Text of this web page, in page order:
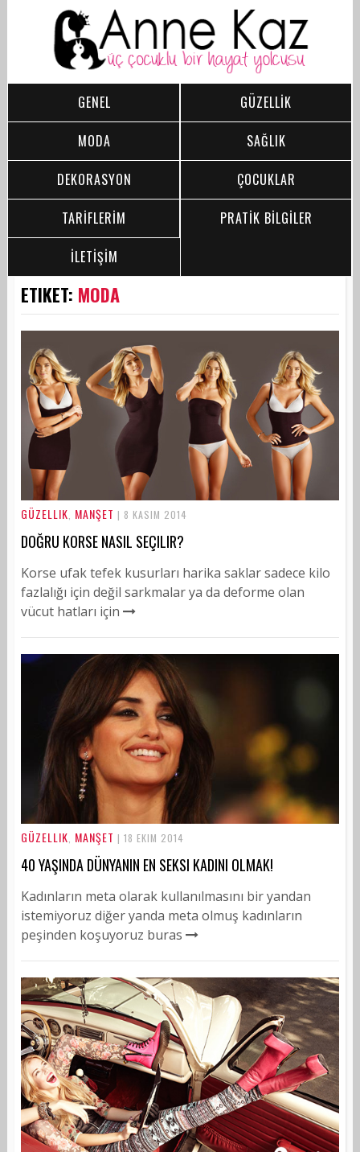
GENEL
GÜZELLİK
MODA
SAĞLIK
DEKORASYON
ÇOCUKLAR
TARİFLERİM
PRATİK BİLGİLER
İLETİŞİM
ETIKET: MODA
GÜZELLIK MANŞET | 8 KASIM 2014
DOĞRU KORSE NASIL SEÇILIR?
Korse ufak tefek kusurları harika saklar sadece kilo
fazlalığı için değil sarkmalar ya da deforme olan
vücut hatları için
GÜZELLIK MANŞET | 18 EKIM 2014
40 YAŞINDA DÜNYANIN EN SEKSI KADINI OLMAK!
Kadınların meta olarak kullanılmasını bir yandan
istemiyoruz diğer yanda meta olmuş kadınların
peşinden koşuyoruz buras